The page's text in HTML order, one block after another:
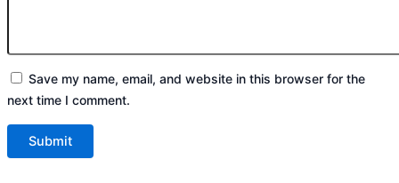
Save my name, email, and website in this browser for the
next time I comment.